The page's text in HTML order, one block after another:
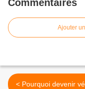
Commentaires
Ajouter
< Pourquoi devenir